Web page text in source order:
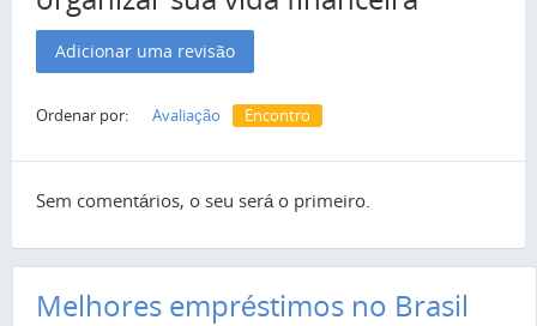
Adicionar uma revisão
Ordenar por: Avaliação Encontro
Sem comentários, o seu será o primeiro.
Melhores empréstimos no Brasil